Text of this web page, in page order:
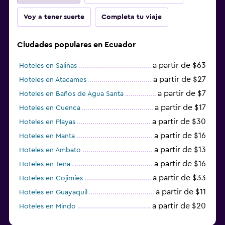
Voy a tener suerte Completa tu viaje
Ciudades populares en Ecuador
Hoteles en Salinas a partir de $63
Hoteles en Atacames a partir de $27
Hoteles en Baños de Agua Santa a partir de $7
Hoteles en Cuenca a partir de $17
Hoteles en Playas a partir de $30
Hoteles en Manta a partir de $16
Hoteles en Ambato a partir de $13
Hoteles en Tena a partir de $16
Hoteles en Cojimíes a partir de $33
Hoteles en Guayaquil a partir de $11
Hoteles en Mindo a partir de $20